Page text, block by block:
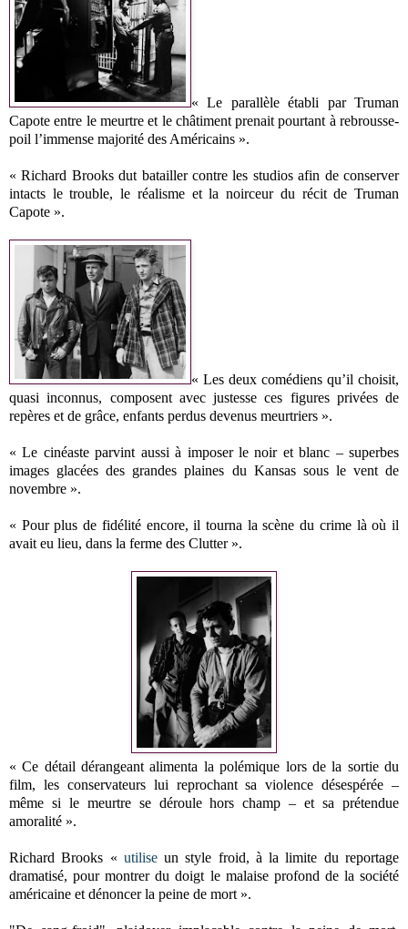
« Le parallèle établi par Truman
Capote entre le meurtre et le châtiment prenait pourtant à rebrousse-
poil l’immense majorité des Américains ».
« Richard Brooks dut batailler contre les studios afin de conserver
intacts le trouble, le réalisme et la noirceur du récit de Truman
Capote ».
« Les deux comédiens qu’il choisit,
quasi inconnus, composent avec justesse ces figures privées de
repères et de grâce, enfants perdus devenus meurtriers ».
« Le cinéaste parvint aussi à imposer le noir et blanc – superbes
images glacées des grandes plaines du Kansas sous le vent de
novembre ».
« Pour plus de fidélité encore, il tourna la scène du crime là où il
avait eu lieu, dans la ferme des Clutter ».
« Ce détail dérangeant alimenta la polémique lors de la sortie du
film, les conservateurs lui reprochant sa violence désespérée –
même si le meurtre se déroule hors champ – et sa prétendue
amoralité ».
Richard Brooks « utiliseun style froid, à la limite du reportage
dramatisé, pour montrer du doigt le malaise profond de la société
américaine et dénoncer la peine de mort ».